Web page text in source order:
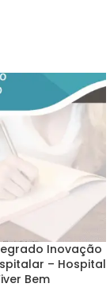
Inovação
– Hospital
Bem